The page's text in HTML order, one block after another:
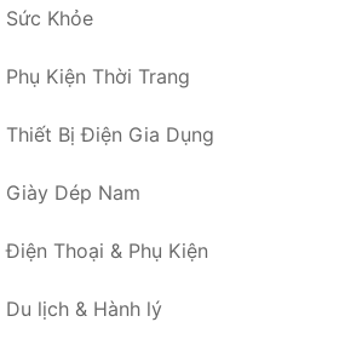
Sức Khỏe
Phụ Kiện Thời Trang
Thiết Bị Điện Gia Dụng
Giày Dép Nam
Điện Thoại & Phụ Kiện
Du lịch & Hành lý